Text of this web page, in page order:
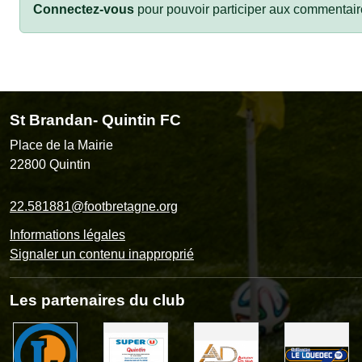
Connectez-vous pour pouvoir participer aux
St Brandan- Quintin FC
Place de la Mairie
22800 Quintin
22.581881@footbretagne.org
Informations légales
Signaler un contenu inapproprié
Les partenaires du club